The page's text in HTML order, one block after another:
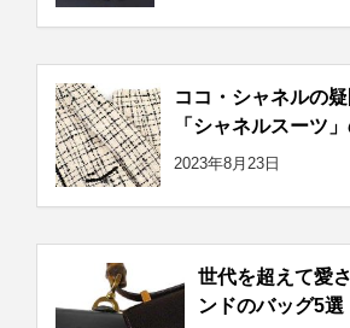
ココ・シャネルの
「シャネルスーツ
2023年8月23日
世代を超えて愛
ンドのバッグ5選